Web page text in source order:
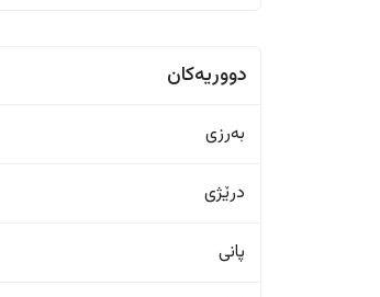
دووریەکان
بەرزی
درێژی
پانی